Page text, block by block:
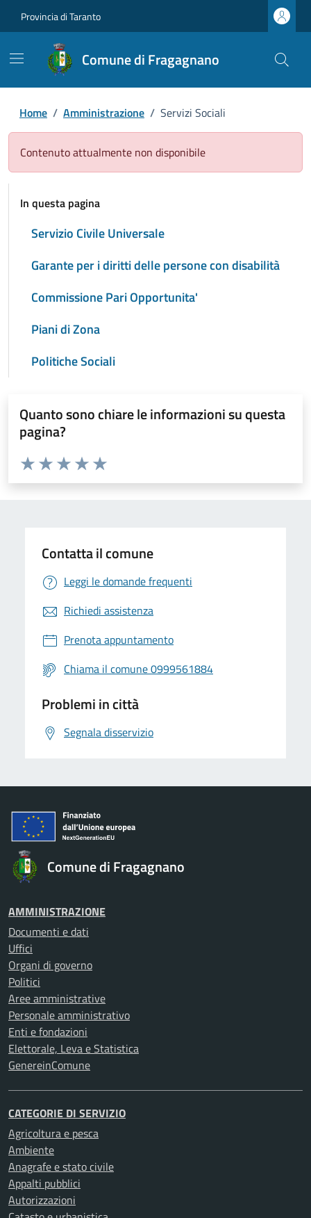
Provincia di Taranto
Comune di Fragagnano
Home / Amministrazione / Servizi Sociali
Contenuto attualmente non disponibile
In questa pagina
Servizio Civile Universale
Garante per i diritti delle persone con disabilità
Commissione Pari Opportunita'
Piani di Zona
Politiche Sociali
Quanto sono chiare le informazioni su questa
pagina?
Valuta da 1 a 5 stelle la pagina
Valuta 5 stelle su 5
Valuta 4 stelle su 5
Valuta 3 stelle su 5
Valuta 2 stelle su 5
Valuta 1 stelle su 5
Contatta il comune
Leggi le domande frequenti
Richiedi assistenza
Prenota appuntamento
Chiama il comune 0999561884
Problemi in città
Segnala disservizio
Comune di Fragagnano
AMMINISTRAZIONE
Documenti e dati
Uffici
Organi di governo
Politici
Aree amministrative
Personale amministrativo
Enti e fondazioni
Elettorale, Leva e Statistica
GenereinComune
CATEGORIE DI SERVIZIO
Agricoltura e pesca
Ambiente
Anagrafe e stato civile
Appalti pubblici
Autorizzazioni